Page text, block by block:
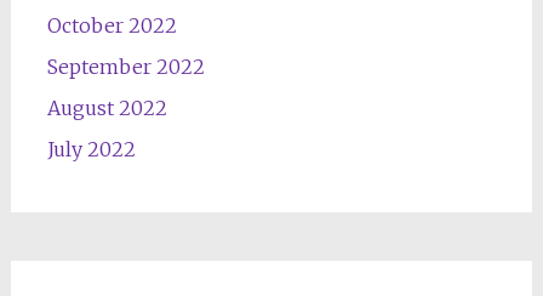
October 2022
September 2022
August 2022
July 2022